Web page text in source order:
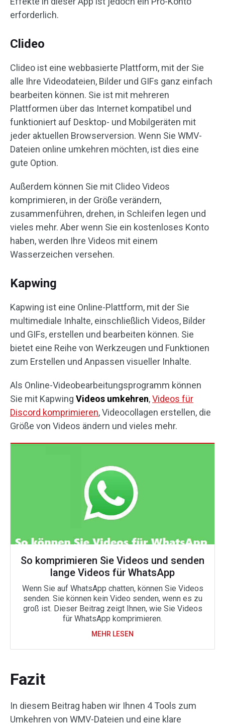
erforderlich.
Clideo
Clideo ist eine webbasierte Plattform, mit der Sie
alle Ihre Videodateien, Bilder und GIFs ganz einfach
bearbeiten können. Sie ist mit mehreren
Plattformen über das Internet kompatibel und
funktioniert auf Desktop- und Mobilgeräten mit
jeder aktuellen Browserversion. Wenn Sie WMV-
Dateien online umkehren möchten, ist dies eine
gute Option.
Außerdem können Sie mit Clideo Videos
komprimieren, in der Größe verändern,
zusammenführen, drehen, in Schleifen legen und
vieles mehr. Aber wenn Sie ein kostenloses Konto
haben, werden Ihre Videos mit einem
Wasserzeichen versehen.
Kapwing
Kapwing ist eine Online-Plattform, mit der Sie
multimediale Inhalte, einschließlich Videos, Bilder
und GIFs, erstellen und bearbeiten können. Sie
bietet eine Reihe von Werkzeugen und Funktionen
zum Erstellen und Anpassen visueller Inhalte.
Als Online-Videobearbeitungsprogramm können
Sie mit Kapwing Videos umkehren,Videos für
Discord komprimieren, Videocollagen erstellen, die
Größe von Videos ändern und vieles mehr.
So komprimieren Sie Videos und senden
lange Videos für WhatsApp
Wenn Sie auf WhatsApp chatten, können Sie Videos
senden. Sie können kein Video senden, wenn es zu
groß ist. Dieser Beitrag zeigt Ihnen, wie Sie Videos
für WhatsApp komprimieren.
MEHR LESEN
Fazit
In diesem Beitrag haben wir Ihnen 4 Tools zum
Umkehren von WMV-Dateien und eine klare